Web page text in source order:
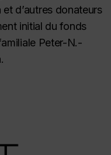
d’autres donateurs
initial du fonds
Peter-N.-